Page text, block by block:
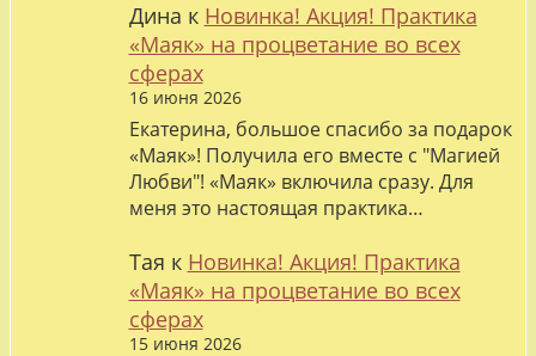
Дина к Новинка! Акция! Практика
«Маяк» на процветание во всех
сферах
16 июня 2026
Екатерина, большое спасибо за подарок
«Маяк»! Получила его вместе с "Магией
Любви"! «Маяк» включила сразу. Для
меня это настоящая практика…
Тая к Новинка! Акция! Практика
«Маяк» на процветание во всех
сферах
15 июня 2026